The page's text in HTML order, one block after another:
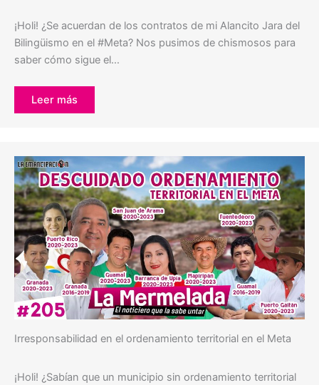
¡Holi! ¿Se acuerdan de los contratos de mi Alancito Jara del
Bilingüismo en el #Meta? Nos pusimos de chismosos para
saber cómo sigue el…
Leer más
Irresponsabilidad en el ordenamiento territorial en el Meta
¡Holi! ¿Sabían que un municipio sin ordenamiento territorial